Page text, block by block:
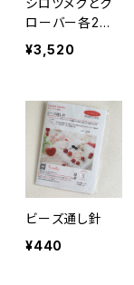
シロツメクとク
ローバー各2色
【材料セット】
¥3,520
ビーズ通し針
¥440